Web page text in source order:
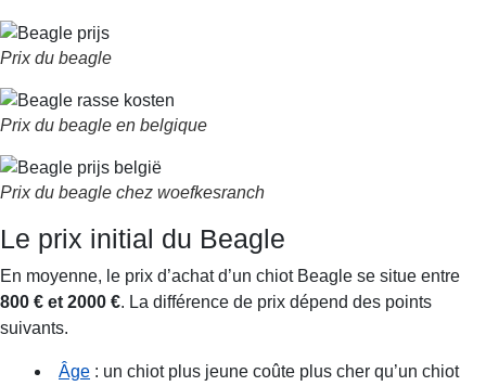
Prix du beagle
Prix du beagle en belgique
Prix du beagle chez woefkesranch
Le prix initial du Beagle
En moyenne, le prix d’achat d’un chiot Beagle se situe entre
800 € et 2000 €. La différence de prix dépend des points
suivants.
Âge : un chiot plus jeune coûte plus cher qu’un chiot